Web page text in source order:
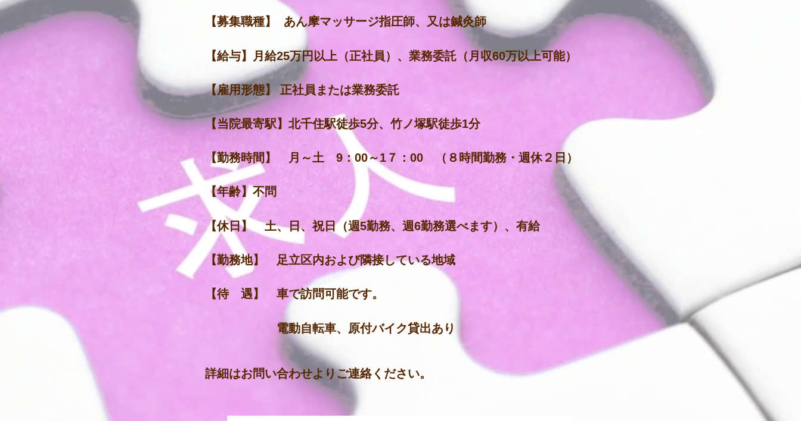
【募集職種】 あん摩マッサージ指圧師、又は鍼灸師
【給与】月給25万円以上（正社員）、業務委託（月収60万以上可能）
【雇用形態】 正社員または業務委託
【当院最寄駅】北千住駅徒歩5分、竹ノ塚駅徒歩1分
【勤務時間】 月～土 9：00～1７：00 （８時間勤務・週休２日）
【年齢】不問
【休日】 土、日、祝日（週5勤務、週6勤務選べます）、有給
【勤務地】 足立区内および隣接している地域
【待 遇】 車で訪問可能です。
​ 電動自転車、原付バイク貸出あり
詳細はお問い合わせよりご連絡ください。